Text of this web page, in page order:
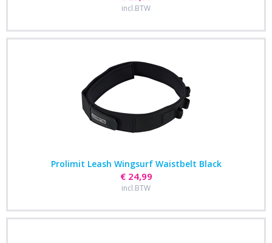
incl.BTW
Prolimit Leash Wingsurf Waistbelt Black
€ 24,99
incl.BTW